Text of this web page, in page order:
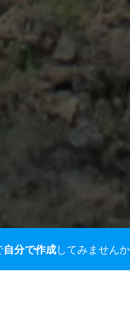
自分で作成してみませんか